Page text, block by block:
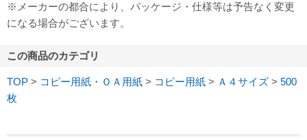
※メーカーの都合により、パッケージ・仕様等は予告なく変更
になる場合がございます。
この商品のカテゴリ
TOP > コピー用紙・ＯＡ用紙 > コピー用紙 > Ａ４サイズ > 500
枚